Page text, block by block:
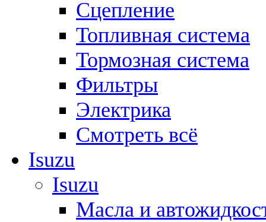
Сцепление
Топливная система
Тормозная система
Фильтры
Электрика
Смотреть всё
Isuzu
Isuzu
Масла и